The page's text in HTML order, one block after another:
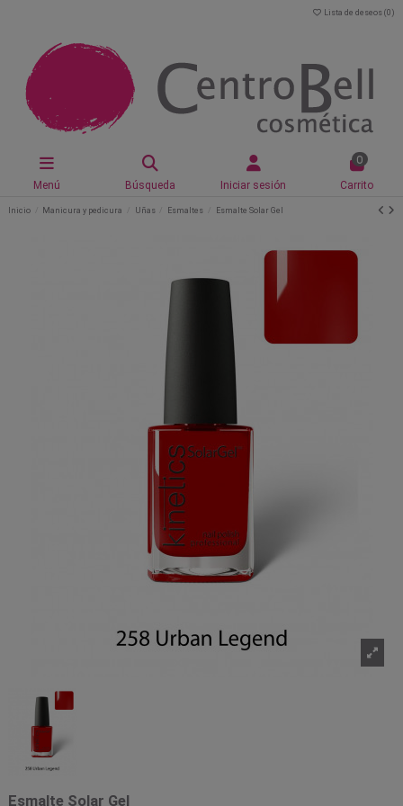
Lista de deseos (0 )
Menú Búsqueda Iniciar sesión
0
Carrito
Inicio Manicura y pedicura Uñas Esmaltes Esmalte Solar Gel
Esmalte Solar Gel